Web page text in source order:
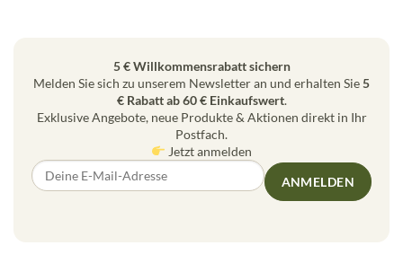
5 € Willkommensrabatt sichern
Melden Sie sich zu unserem Newsletter an und erhalten Sie5
€ Rabatt ab 60 € Einkaufswert.
Exklusive Angebote, neue Produkte & Aktionen direkt in Ihr
Postfach.
Jetzt anmelden
ANMELDEN